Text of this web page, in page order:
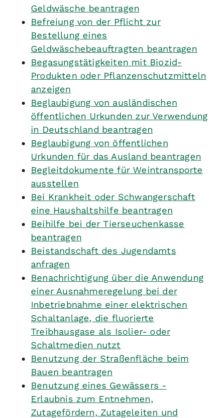
Geldwäsche beantragen
Befreiung von der Pflicht zur
Bestellung eines
Geldwäschebeauftragten beantragen
Begasungstätigkeiten mit Biozid-
Produkten oder Pflanzenschutzmitteln
anzeigen
Beglaubigung von ausländischen
öffentlichen Urkunden zur Verwendung
in Deutschland beantragen
Beglaubigung von öffentlichen
Urkunden für das Ausland beantragen
Begleitdokumente für Weintransporte
ausstellen
Bei Krankheit oder Schwangerschaft
eine Haushaltshilfe beantragen
Beihilfe bei der Tierseuchenkasse
beantragen
Beistandschaft des Jugendamts
anfragen
Benachrichtigung über die Anwendung
einer Ausnahmeregelung bei der
Inbetriebnahme einer elektrischen
Schaltanlage, die fluorierte
Treibhausgase als Isolier- oder
Schaltmedien nutzt
Benutzung der Straßenfläche beim
Bauen beantragen
Benutzung eines Gewässers -
Erlaubnis zum Entnehmen,
Zutagefördern, Zutageleiten und